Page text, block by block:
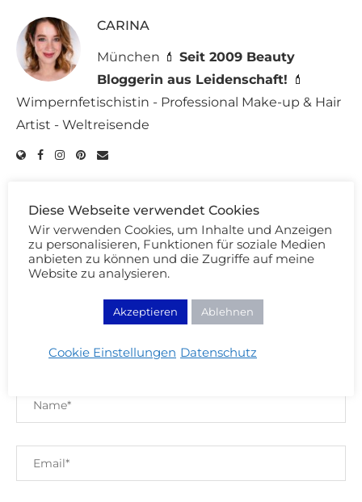
CARINA
München 💄 Seit 2009 Beauty
Bloggerin aus Leidenschaft! 💄
Wimpernfetischistin - Professional Make-up & Hair
Artist - Weltreisende
KOMMENTIEREN
Diese Webseite verwendet Cookies
Wir verwenden Cookies, um Inhalte und Anzeigen
zu personalisieren, Funktionen für soziale Medien
anbieten zu können und die Zugriffe auf meine
Website zu analysieren.
Akzeptieren Ablehnen
Cookie Einstellungen Datenschutz